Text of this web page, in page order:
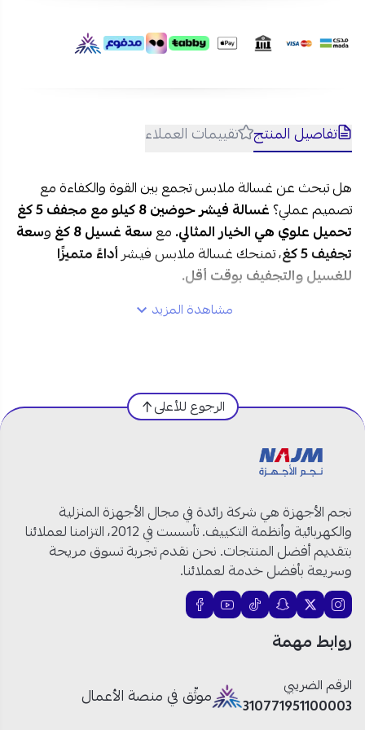
تفاصيل المنتج تقييمات العملاء
هل تبحث عنغسالة ملابستجمع بين القوة والكفاءة مع
تصميم عملي؟
غسالة فيشر حوضين 8 كيلو مع مجفف 5 كغ
تحميل علويهي الخيار المثالي.معسعة غسيل 8 كغ وسعة
تجفيف 5 كغ
، تمنحك غسالة ملابس فيشرأداءً متميزًا
للغسيل والتجفيف بوقت أقل.
العلامة التجارية:فيشر
الموديل:FW-P7000N
النوع:غسالة ملابس حوضين
نوع التنزيل:
سعة الغسيل:
سعة التجفيف:5 كجم
اللون:أبيض
الجهد الكهربي:220 فولت / 60 هرتز
الأبعاد (طول × عرض × ارتفاع):
90.5 سم
المميزات:
غطاء شفاف، مستويان للغسيل، وظيفة تجفيف
بالكامل.
مشاهدة المزيد
الرجوع للأعلى
نجم الأجهزة هي شركة رائدة في مجال الأجهزة المنزلية
والكهربائية وأنظمة التكييف. تأسست في 2012، التزامنا لعملائنا
بتقديم أفضل المنتجات. نحن نقدم تجربة تسوق مريحة
وسريعة بأفضل خدمة لعملائنا.
روابط مهمة
الرقم الضريبي
310771951100003
موثّق في منصة الأعمال